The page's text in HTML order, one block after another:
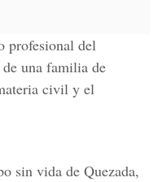
profesional del
una familia de
civil y el
sin vida de Quezada,